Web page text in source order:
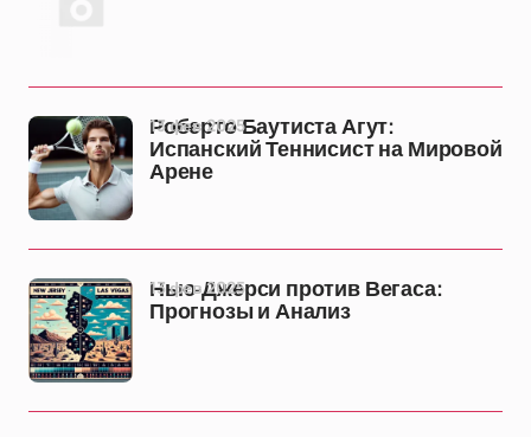
Роберто Баутиста Агут:
Испанский Теннисист на Мировой
Арене
13 фев 2025
Нью-Джерси против Вегаса:
Прогнозы и Анализ
13 фев 2025